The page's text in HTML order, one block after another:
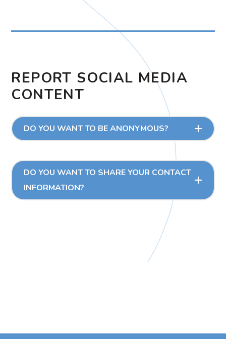
REPORT SOCIAL MEDIA
CONTENT
DO YOU WANT TO BE ANONYMOUS?
DO YOU WANT TO SHARE YOUR CONTACT
INFORMATION?